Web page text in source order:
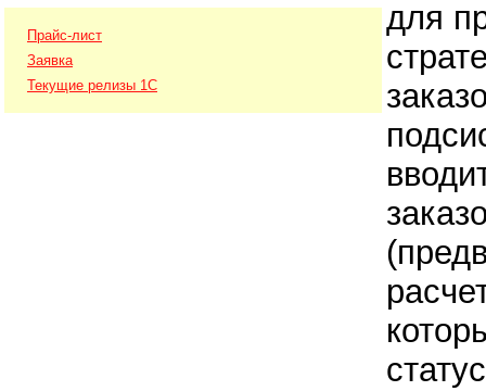
Прайс-лист
Заявка
Текущие релизы 1С
для